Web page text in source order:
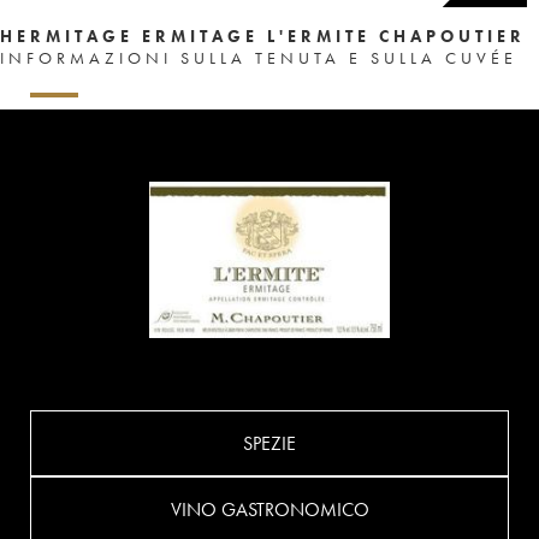
HERMITAGE ERMITAGE L'ERMITE CHAPOUTIER
INFORMAZIONI SULLA TENUTA E SULLA CUVÉE
SPEZIE
VINO GASTRONOMICO